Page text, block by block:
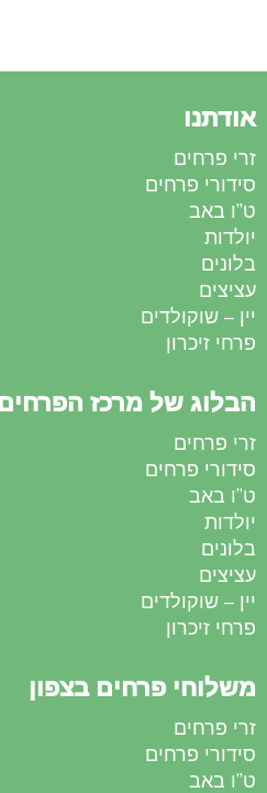
אודתנו
זרי פרחים
סידורי פרחים
ט”ו באב
יולדות
בלונים
עציצים
יין – שוקולדים
פרחי זיכרון
הבלוג של מרכז הפרחים
זרי פרחים
סידורי פרחים
ט”ו באב
יולדות
בלונים
עציצים
יין – שוקולדים
פרחי זיכרון
משלוחי פרחים בצפון
זרי פרחים
סידורי פרחים
ט”ו באב